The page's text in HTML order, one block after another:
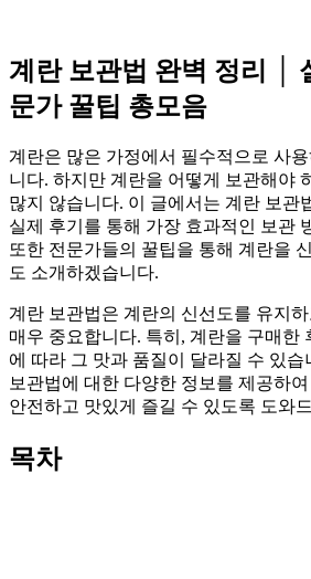
계란 보관법 완벽 정리 │
문가 꿀팁 총모음
계란은 많은 가정에서 필수적으로 사
니다. 하지만 계란을 어떻게 보관해야
많지 않습니다. 이 글에서는 계란 보관
실제 후기를 통해 가장 효과적인 보관
또한 전문가들의 꿀팁을 통해 계란을
도 소개하겠습니다.
계란 보관법은 계란의 신선도를 유지
매우 중요합니다. 특히, 계란을 구매한
에 따라 그 맛과 품질이 달라질 수 있
보관법에 대한 다양한 정보를 제공하
안전하고 맛있게 즐길 수 있도록 도와
목차